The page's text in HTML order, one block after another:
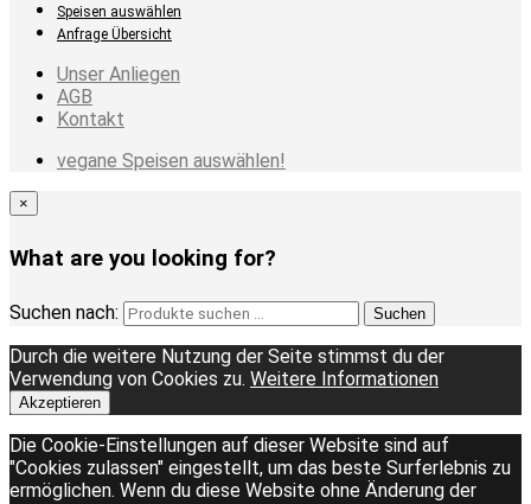
Speisen auswählen
Anfrage Übersicht
Unser Anliegen
AGB
Kontakt
vegane Speisen auswählen!
×
What are you looking for?
Suchen nach: Suchen
Durch die weitere Nutzung der Seite stimmst du der
Verwendung von Cookies zu. Weitere Informationen
Akzeptieren
Die Cookie-Einstellungen auf dieser Website sind auf
"Cookies zulassen" eingestellt, um das beste Surferlebnis zu
ermöglichen. Wenn du diese Website ohne Änderung der